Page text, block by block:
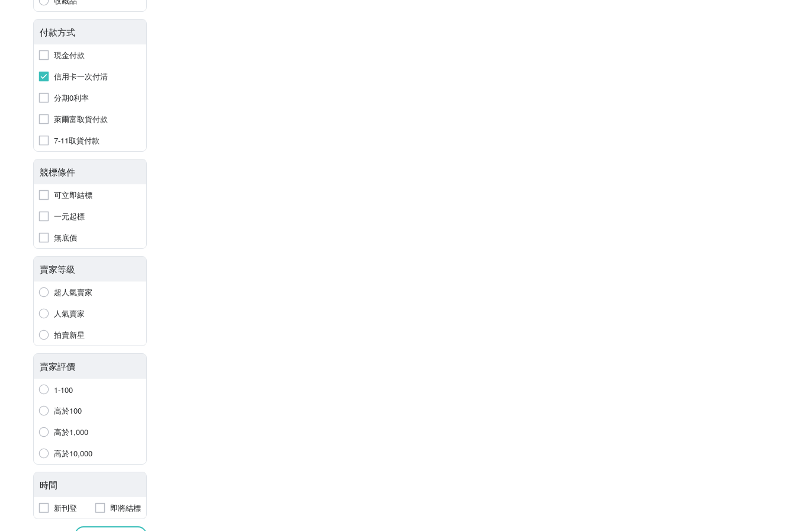
付款方式
現金付款
信用卡一次付清
分期0利率
萊爾富取貨付款
7-11取貨付款
競標條件
可立即結標
一元起標
無底價
賣家等級
超人氣賣家
人氣賣家
拍賣新星
賣家評價
1-100
高於100
高於1,000
高於10,000
時間
新刊登 即將結標